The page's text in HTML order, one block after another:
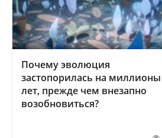
Почему эволюция
застопорилась на миллионы
лет, прежде чем внезапно
возобновиться?